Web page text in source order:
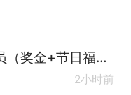
【太和创业大道】德邦快递员（奖金+节日福利）
2小时前